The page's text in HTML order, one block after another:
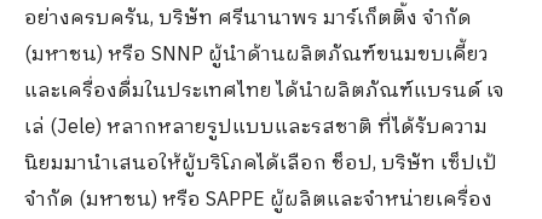
อย่างครบครัน, บริษัท ศรีนานาพร มาร์เก็ตติ้ง จำกัด
(มหาชน) หรือ SNNP ผู้นำด้านผลิตภัณฑ์ขนมขบเคี้ยว
และเครื่องดื่มในประเทศไทย ได้นำผลิตภัณฑ์แบรนด์ เจ
เล่ (Jele) หลากหลายรูปแบบและรสชาติ ที่ได้รับความ
นิยมมานำเสนอให้ผู้บริโภคได้เลือก ช็อป, บริษัท เซ็ปเป้
จำกัด (มหาชน) หรือ SAPPE ผู้ผลิตและจำหน่ายเครื่อง